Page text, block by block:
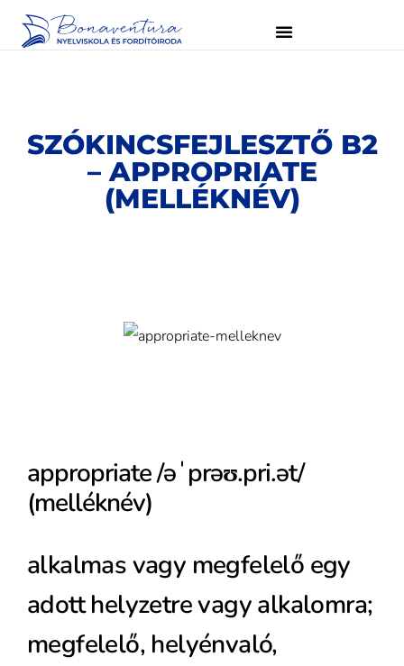
SZÓKINCSFEJLESZTŐ B2
– APPROPRIATE
(MELLÉKNÉV)
appropriate /əˈprəʊ.pri.ət/
(melléknév)
alkalmas vagy megfelelő egy
adott helyzetre vagy alkalomra;
megfelelő, helyénvaló,